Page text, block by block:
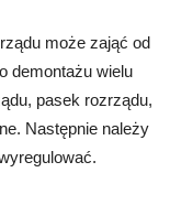
może zająć od
demontażu wielu
pasek rozrządu,
Następnie należy